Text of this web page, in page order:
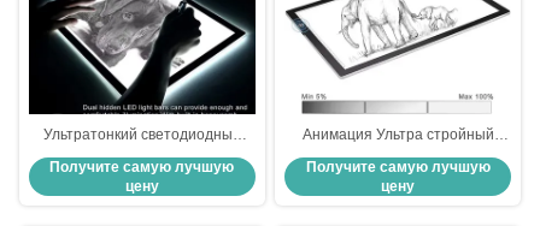
Ультратонкий светодиодный
световой просвет A4
освещенный картонный картон
Получите самую лучшую
цену
Анимация Ультра стройный
светодиодный световой щит
210 х 297 мм Рекламные
световые коробки
Получите самую лучшую
цену